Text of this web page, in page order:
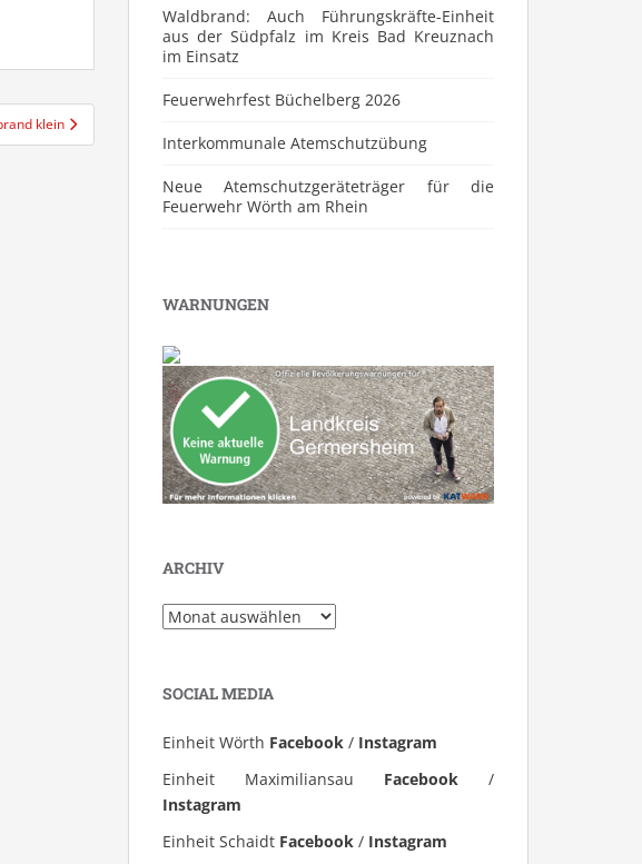
klein
Waldbrand: Auch Führungskräfte-Einheit
aus der Südpfalz im Kreis Bad Kreuznach
im Einsatz
Feuerwehrfest Büchelberg 2026
⁠Interkommunale Atemschutzübung
Neue Atemschutzgeräteträger für die
Feuerwehr Wörth am Rhein
WARNUNGEN
ARCHIV
Archiv
SOCIAL MEDIA
Einheit Wörth Facebook / Instagram
Einheit Maximiliansau Facebook /
Instagram
Einheit Schaidt Facebook / Instagram